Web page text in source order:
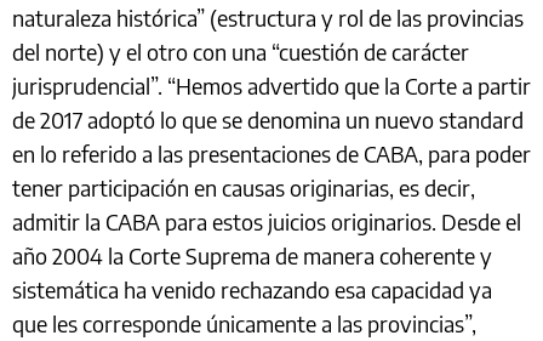
naturaleza histórica” (estructura y rol de las provincias
del norte) y el otro con una “cuestión de carácter
jurisprudencial”. “Hemos advertido que la Corte a partir
de 2017 adoptó lo que se denomina un nuevo standard
en lo referido a las presentaciones de CABA, para poder
tener participación en causas originarias, es decir,
admitir la CABA para estos juicios originarios. Desde el
año 2004 la Corte Suprema de manera coherente y
sistemática ha venido rechazando esa capacidad ya
que les corresponde únicamente a las provincias”,